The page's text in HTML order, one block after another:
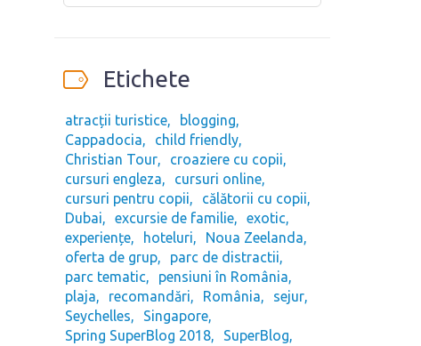
Etichete
atracții turistice
blogging
Cappadocia
child friendly
Christian Tour
croaziere cu copii
cursuri engleza
cursuri online
cursuri pentru copii
călătorii cu copii
Dubai
excursie de familie
exotic
experiențe
hoteluri
Noua Zeelanda
oferta de grup
parc de distractii
parc tematic
pensiuni în România
plaja
recomandări România
sejur
Seychelles
Singapore
Spring SuperBlog 2018
SuperBlog